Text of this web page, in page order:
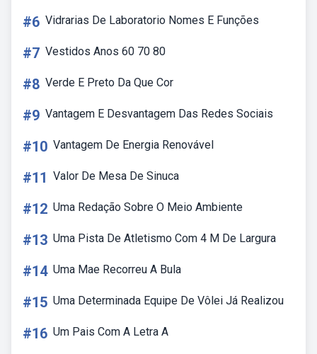
#6 Vidrarias De Laboratorio Nomes E Funções
#7 Vestidos Anos 60 70 80
#8 Verde E Preto Da Que Cor
#9 Vantagem E Desvantagem Das Redes Sociais
#10 Vantagem De Energia Renovável
#11 Valor De Mesa De Sinuca
#12 Uma Redação Sobre O Meio Ambiente
#13 Uma Pista De Atletismo Com 4 M De Largura
#14 Uma Mae Recorreu A Bula
#15 Uma Determinada Equipe De Vôlei Já Realizou
#16 Um Pais Com A Letra A